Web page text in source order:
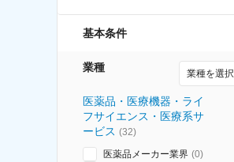
基本条件
業種 業種を選択
医薬品・医療機器・ライ
フサイエンス・医療系サ
ービス (32)
医薬品メーカー業界 (0)